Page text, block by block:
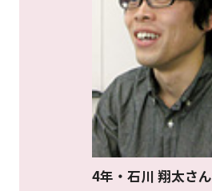
4年・石川 翔太さん